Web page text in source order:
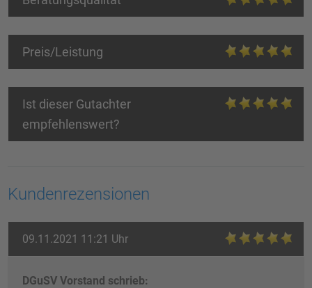
Preis/Leistung
Ist dieser Gutachter
empfehlenswert?
Kundenrezensionen
09.11.2021 11:21 Uhr
DGuSV Vorstand schrieb: